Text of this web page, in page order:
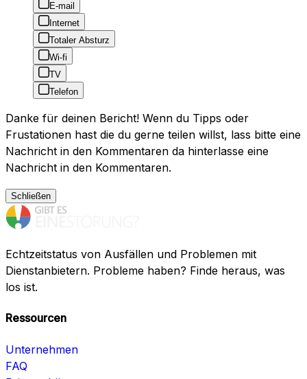
E-mail
Internet
Totaler Absturz
Wi-fi
TV
Telefon
Danke für deinen Bericht! Wenn du Tipps oder
Frustationen hast die du gerne teilen willst, lass bitte eine
Nachricht in den Kommentaren da hinterlasse eine
Nachricht in den Kommentaren.
Schließen
Echtzeitstatus von Ausfällen und Problemen mit
Dienstanbietern. Probleme haben? Finde heraus, was
los ist.
Ressourcen
Unternehmen
FAQ